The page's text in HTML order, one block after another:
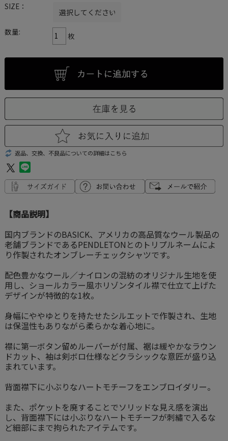
SIZE：
数量: 枚
返品、交換、不良品についての詳細はこちら
【商品説明】
国内ブランドのBASICK、アメリカの高品質なウール製品の
老舗ブランドであるPENDLETONとのトリプルネームによ
り作製されたオンブレーチェックシャツです。
配色豊かなウール／ナイロンの混紡のオリジナル生地を使
用し、ショールカラー風ホリゾンタイル襟で仕立て上げた
デザインが特徴的な1枚。
身幅にややゆとりを持たせたシルエットで作製され、生地
は保温性もありながら柔らかな着心地に。
襟に第一ボタン留めルーパーが付属、裾は緩やかなラウン
ドカット、袖は剣ボロ仕様などクラシックな意匠が盛り込
まれています。
背面襟下に小ぶりなハートモチーフをエンブロイダリー。
また、ポケットを廃することでソリッドな見え感を演出
し、背面襟下には小ぶりなハートモチーフが刺繡で入るな
ど細部にまで拘られたアイテムです。